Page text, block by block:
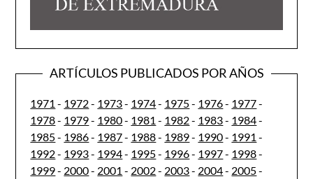
ARTÍCULOS PUBLICADOS POR AÑOS
1971 - 1972- 1973- 1974- 1975- 1976- 1977-
1978- 1979- 1980- 1981 - 1982- 1983- 1984-
1985- 1986- 1987- 1988- 1989- 1990- 1991 -
1992- 1993- 1994- 1995- 1996- 1997- 1998-
1999- 2000- 2001 - 2002- 2003- 2004- 2005-